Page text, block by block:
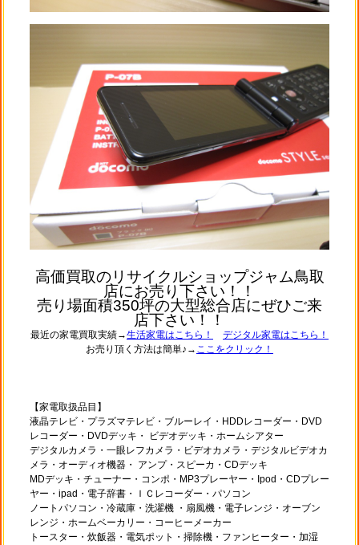
高価買取のリサイクルショップジャム鳥取
店にお売り下さい！！
売り場面積350坪の大型総合店にぜひご来
店下さい！！
最近の家電買取実績→生活家電はこちら！
デジタル家電はこちら！
お売り頂く方法は簡単♪→ ここをクリック！
【家電取扱品目】
液晶テレビ・プラズマテレビ・ブルーレイ・HDDレコーダー・DVD
レコーダー・DVDデッキ・ ビデオデッキ・ホームシアター
デジタルカメラ・一眼レフカメラ・ビデオカメラ・デジタルビデオカ
メラ・オーディオ機器・ アンプ・スピーカ・CDデッキ
MDデッキ・チューナー・コンポ・MP3プレーヤー・Ipod・CDプレー
ヤー・ipad・電子辞書・ＩＣレコーダー・パソコン
ノートパソコン・冷蔵庫・洗濯機 ・扇風機・電子レンジ・オーブン
レンジ・ホームベーカリー・コーヒーメーカー
トースター・炊飯器・電気ポット・掃除機・ファンヒーター・加湿